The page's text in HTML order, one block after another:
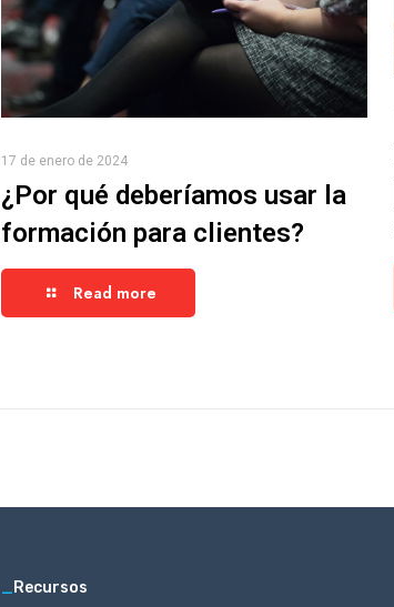
17 de enero de 2024
¿Por qué deberíamos usar la
formación para clientes?
Read more
_Recursos